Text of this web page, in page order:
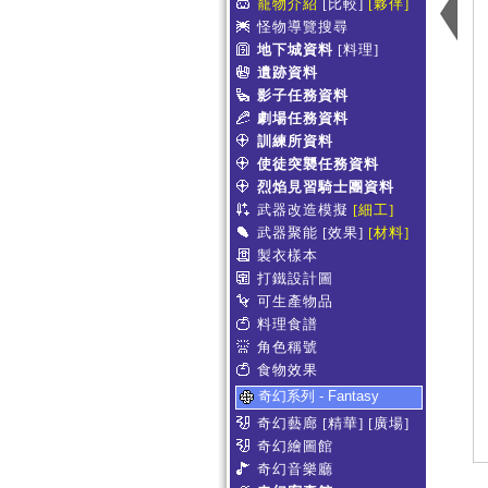
寵物介紹 [比較]
[夥伴]
怪物導覽搜尋
地下城資料 [料理]
遺跡資料
影子任務資料
劇場任務資料
訓練所資料
使徒突襲任務資料
烈焰見習騎士團資料
武器改造模擬 [細工]
武器聚能 [效果] [材料]
製衣樣本
打鐵設計圖
可生產物品
料理食譜
角色稱號
食物效果
奇幻系列 - Fantasy
奇幻藝廊 [精華] [廣場]
奇幻繪圖館
奇幻音樂廳